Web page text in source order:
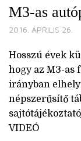
M3-as
2016. ÁPRILIS 26.
Hosszú évek
hogy az M3-as
irányban
népszerűsítő
VIDEÓ